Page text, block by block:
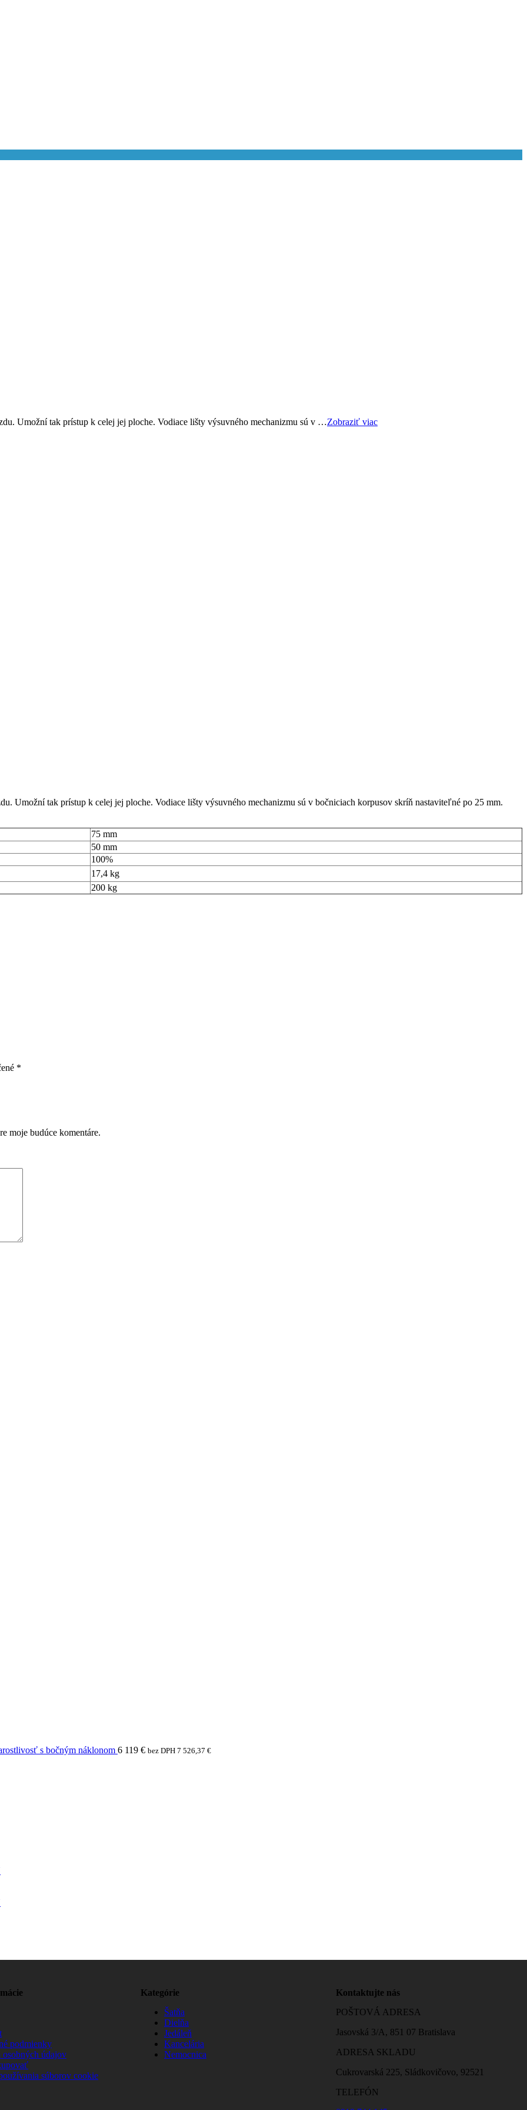
Umožní tak prístup k celej jej ploche. Vodiace lišty výsuvného mechanizmu sú v …Zobraziť viac
Umožní tak prístup k celej jej ploche. Vodiace lišty výsuvného mechanizmu sú v bočniciach korpusov skríň nastaviteľné po 25 mm.
75 mm
50 mm
100%
17,4 kg
200 kg
*
moje budúce komentáre.
s bočným náklonom 6 119 € bez DPH 7 526,37 €
podmienky
osobných údajov
súborov cookie
Kategórie
Šatňa
Dielňa
Jedáleň
Kancelária
Nemocnica
Kontaktujte nás
POŠTOVÁ ADRESA
Jasovská 3/A, 851 07 Bratislava
ADRESA SKLADU
Cukrovarská 225, Sládkovičovo, 92521
TELEFÓN